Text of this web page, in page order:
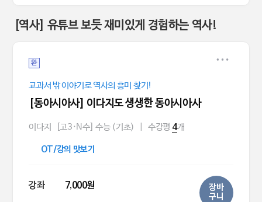
[역사] 유튜브 보듯 재미있게 경험하는 역사!
완
교과서 밖 이야기로 역사의 흥미 찾기!
[동아시아사] 이다지도 생생한 동아시아사
이다지 [고3·N수] 수능 (기초) 수강평 4개
OT/강의 맛보기
강좌 7,000원
장바
구니